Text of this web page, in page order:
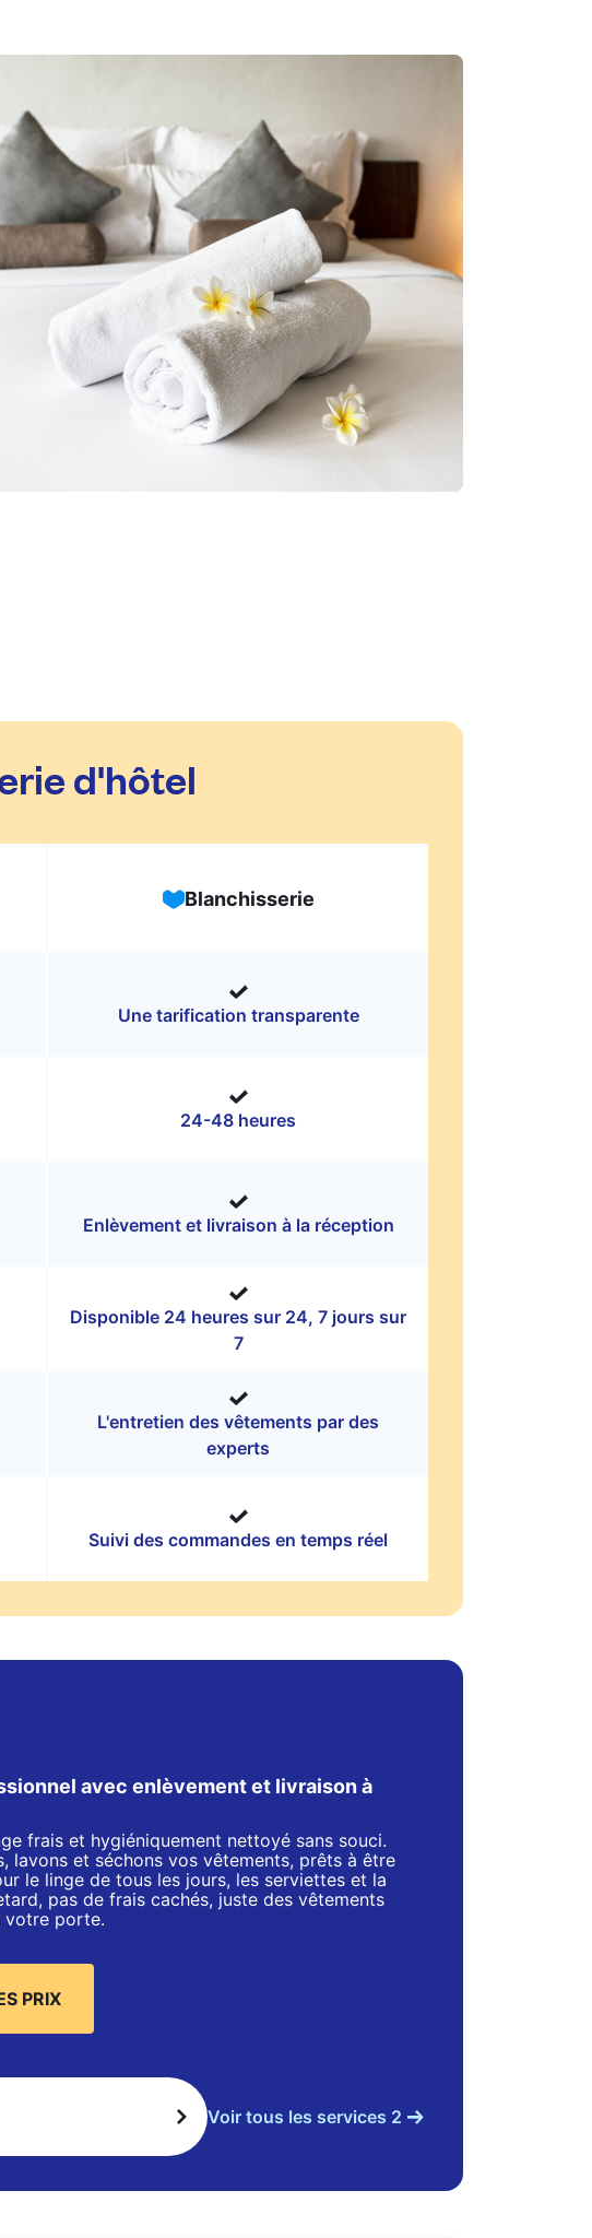
d'hôtel
Blanchisserie
Une tarification transparente
24-48 heures
Enlèvement et livraison à la réception
Disponible 24 heures sur 24, 7 jours sur
7
L'entretien des vêtements par des
experts
Suivi des commandes en temps réel
avec enlèvement et livraison à
frais et hygiéniquement nettoyé sans souci.
lavons et séchons vos vêtements, prêts à être
le linge de tous les jours, les serviettes et la
pas de frais cachés, juste des vêtements
votre porte.
PRIX
Voir tous les services 2